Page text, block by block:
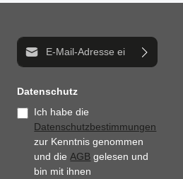
E-Mail-Adresse*
Datenschutz
Ich habe die
Datenschutzbestimmungen
zur Kenntnis genommen
und dieAGB gelesen und
bin mit ihnen